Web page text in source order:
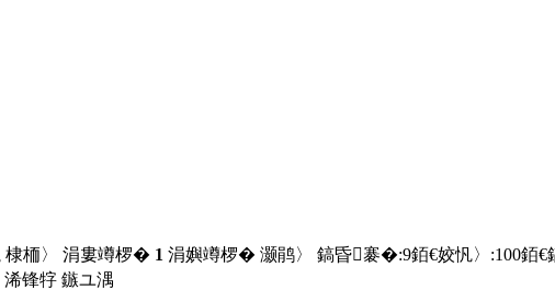
棣栭〉 涓婁竴椤� 1 涓嬩竴椤� 灏鹃〉 鎬昏褰�:9銆€姣忛〉:100銆€
浠锋牸 鏃ユ湡